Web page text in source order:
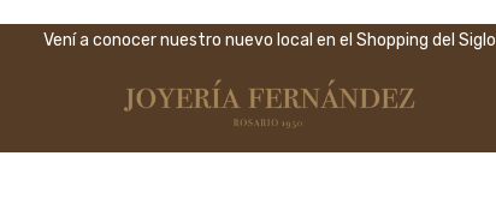
Vení a conocer nuestro nuevo local en el Shopping del Siglo